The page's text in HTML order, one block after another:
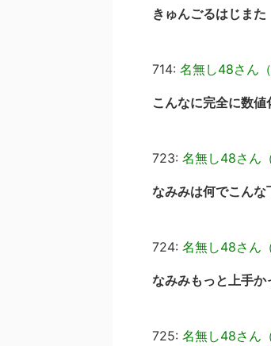
きゅんごるはじまた
714: 名無し48さん
こんなに完全に数
723: 名無し48さん
なみみは何でこんな
724: 名無し48さん
なみみもっと上手
725: 名無し48さん